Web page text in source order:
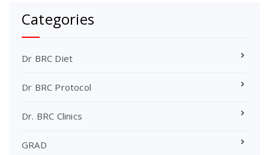
Categories
Dr BRC Diet
Dr BRC Protocol
Dr. BRC Clinics
GRAD